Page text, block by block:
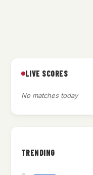
LIVE SCORES
No matches today
TRENDING